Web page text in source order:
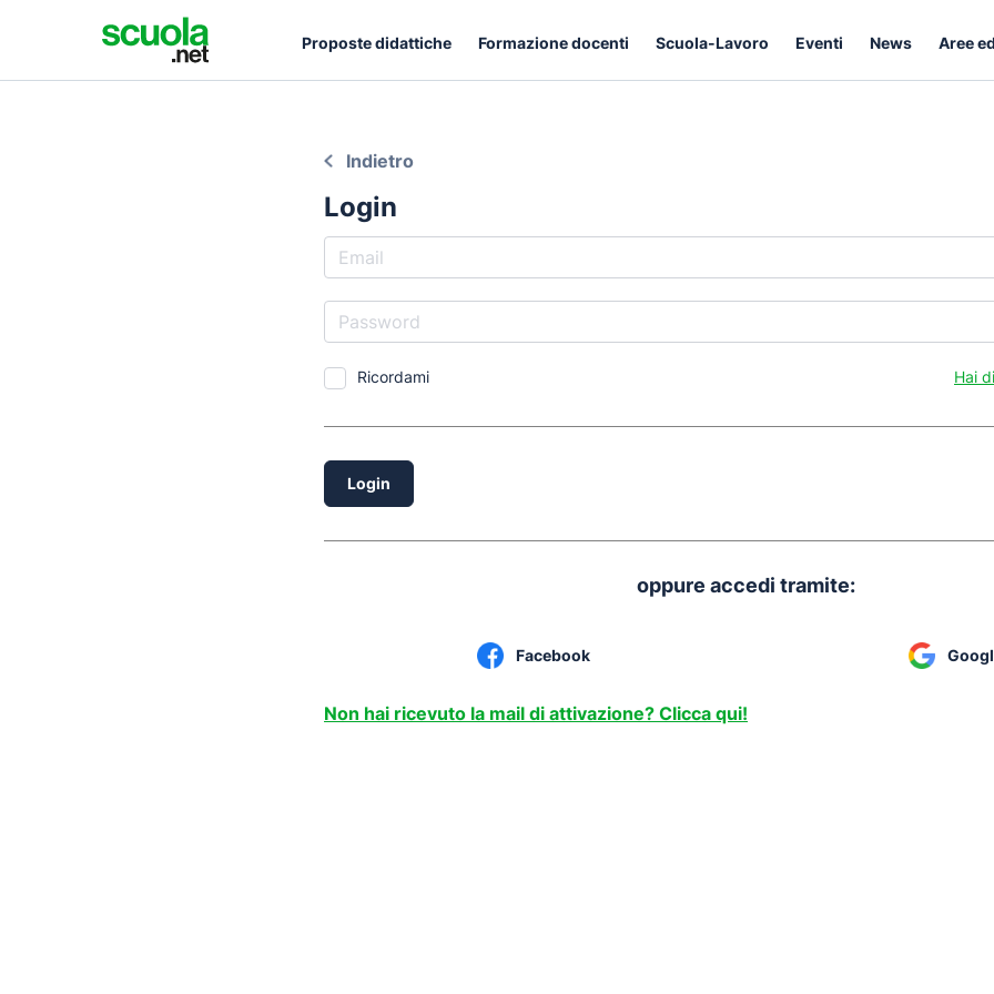
Proposte didattiche Formazione docenti Scuola-Lavoro Eventi News Aree
Indietro
Login
Ricordami Hai
Login
oppure accedi tramite:
Facebook
Non hai ricevuto la mail di attivazione? Clicca qui!